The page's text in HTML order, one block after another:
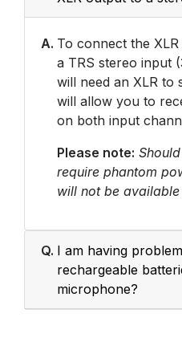
A. To connect the
a TRS stereo input
will need an XLR to
will allow you to
on both input
Please note:
require phantom
will not be
Q. I am having
rechargeable
microphone?